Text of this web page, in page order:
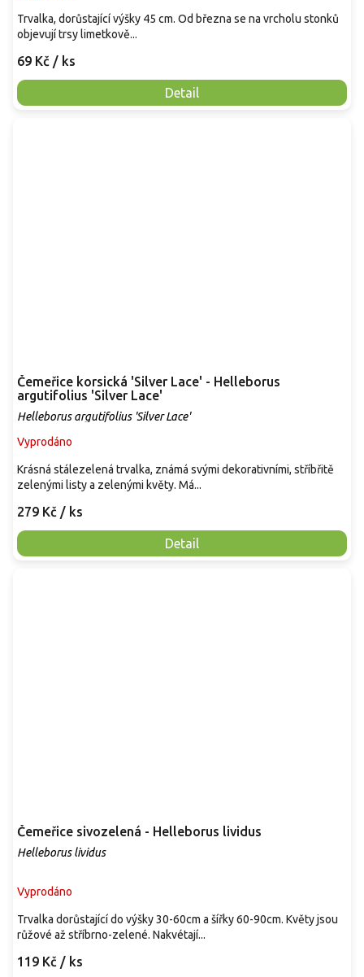
69 Kč / ks
Detail
Trvalka, dorůstající výšky 45 cm. Od března se na vrcholu stonků
objevují trsy limetkově...
Čemeřice korsická 'Silver Lace' - Helleborus
argutifolius 'Silver Lace'
Helleborus argutifolius 'Silver Lace'
Vyprodáno
279 Kč / ks
Detail
Krásná stálezelená trvalka, známá svými dekorativními, stříbřitě
zelenými listy a zelenými květy. Má...
Čemeřice sivozelená - Helleborus lividus
Helleborus lividus
Vyprodáno
119 Kč / ks
Trvalka dorůstající do výšky 30-60cm a šířky 60-90cm. Květy jsou
růžové až stříbrno-zelené. Nakvétají...